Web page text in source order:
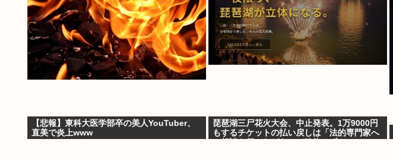
【悲報】東科大医学部卒の美人YouTuber、
直美で炎上www
琵琶湖三尸花火大会、中止発表。1万9000円
もするチケットの払い戻しは「法的専門家へ